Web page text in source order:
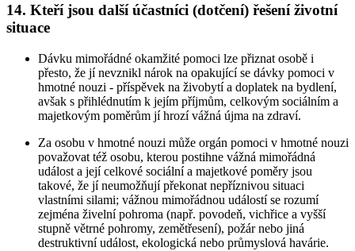
14. Kteří jsou další účastníci (dotčení) řešení životní
situace
Dávku mimořádné okamžité pomoci lze přiznat osobě i
přesto, že jí nevznikl nárok na opakující se dávky pomoci v
hmotné nouzi - příspěvek na živobytí a doplatek na bydlení,
avšak s přihlédnutím k jejím příjmům, celkovým sociálním a
majetkovým poměrům jí hrozí vážná újma na zdraví.
Za osobu v hmotné nouzi může orgán pomoci v hmotné nouzi
považovat též osobu, kterou postihne vážná mimořádná
událost a její celkové sociální a majetkové poměry jsou
takové, že jí neumožňují překonat nepříznivou situaci
vlastními silami; vážnou mimořádnou událostí se rozumí
zejména živelní pohroma (např. povodeň, vichřice a vyšší
stupně větrné pohromy, zemětřesení), požár nebo jiná
destruktivní událost, ekologická nebo průmyslová havárie.